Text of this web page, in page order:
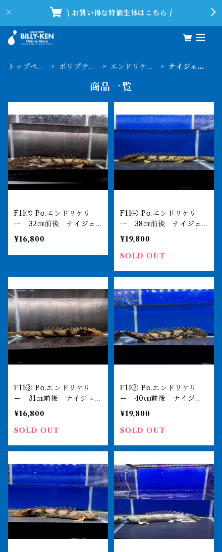
\ お買い得な特価生体はこちら /
トップペー
ポリプテル
エンドリケリ
ナイジェリ
商品一覧
F11⑤ Po.エンドリケリ
ー 32㎝前後 ナイジェ
リア 薬浴完了済
¥16,800
F11④ Po.エンドリケリ
ー 38㎝前後 ナイジェ
リア 薬浴完了済
¥19,800
SOLD OUT
F11③ Po.エンドリケリ
ー 31㎝前後 ナイジェ
リア 薬浴完了済
¥16,800
SOLD OUT
F11② Po.エンドリケリ
ー 40㎝前後 ナイジェ
リア 薬浴完了済
¥19,800
SOLD OUT